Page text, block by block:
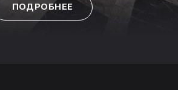
ПОДРОБНЕЕ